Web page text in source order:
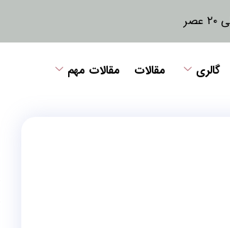
گالری مقالات مقالات مهم